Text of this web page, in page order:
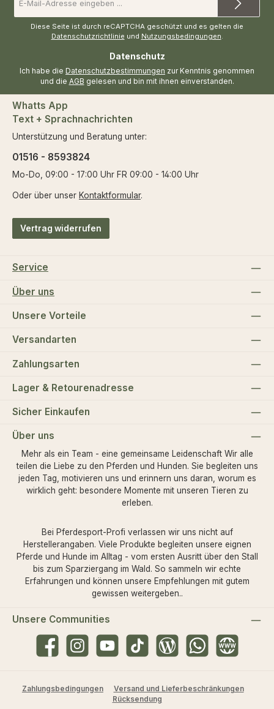
Mail-
Adresse
Diese Seite ist durch reCAPTCHA geschützt und es gelten die
Datenschutzrichtlinie und Nutzungsbedingungen.
Datenschutz
Ich habe die Datenschutzbestimmungen zur Kenntnis genommen
und die AGB gelesen und bin mit ihnen einverstanden.
Whatts App
Text + Sprachnachrichten
Unterstützung und Beratung unter:
01516 - 8593824
Mo-Do, 09:00 - 17:00 Uhr FR 09:00 - 14:00 Uhr
Oder über unser Kontaktformular.
Vertrag widerrufen
Service
Über uns
Unsere Vorteile
Versandarten
Zahlungsarten
Lager & Retourenadresse
Sicher Einkaufen
Über uns
Mehr als ein Team - eine gemeinsame Leidenschaft Wir alle
teilen die Liebe zu den Pferden und Hunden. Sie begleiten uns
jeden Tag, motivieren uns und erinnern uns daran, worum es
wirklich geht: besondere Momente mit unseren Tieren zu
erleben.
Bei Pferdesport-Profi verlassen wir uns nicht auf
Herstellerangaben. Viele Produkte begleiten unsere eignen
Pferde und Hunde im Alltag - vom ersten Ausritt über den Stall
bis zum Sparziergang im Wald. So sammeln wir echte
Erfahrungen und können unsere Empfehlungen mit gutem
gewissen weitergeben..
Unsere Communities
FacebookInstagramYouTube TikTok Blog WhatsAppWebsite
Zahlungsbedingungen
Versand und Lieferbeschränkungen
Rücksendung